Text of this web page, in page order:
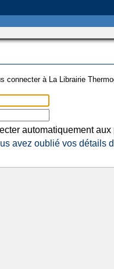
connecter à La Librairie
automatiquement
avez oublié vos détails